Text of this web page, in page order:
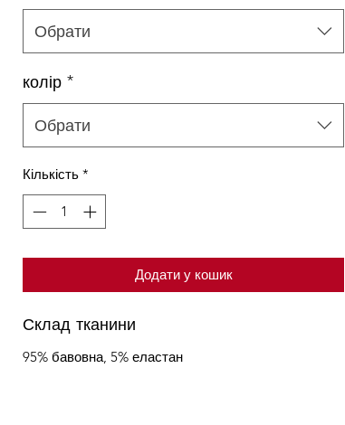
Обрати
колір *
Обрати
Кількість *
Додати у кошик
Склад тканини
95% бавовна, 5% еластан